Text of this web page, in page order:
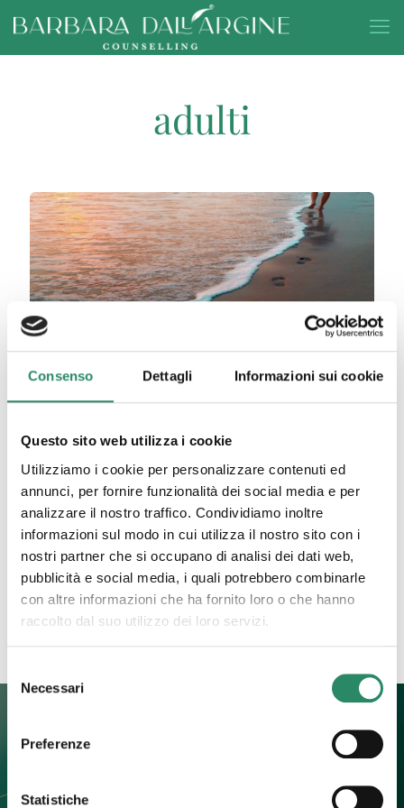
Consenso Dettagli Informazioni sui cookie
Questo sito web utilizza i cookie
Utilizziamo i cookie per personalizzare contenuti ed
annunci, per fornire funzionalità dei social media e per
analizzare il nostro traffico. Condividiamo inoltre
informazioni sul modo in cui utilizza il nostro sito con i
nostri partner che si occupano di analisi dei dati web,
pubblicità e social media, i quali potrebbero combinarle
con altre informazioni che ha fornito loro o che hanno
raccolto dal suo utilizzo dei loro servizi.
delNecessari
Preferenze
Statistiche
adulti
Un passo dopo l’altro
Si procede per passi, uno alla volta, uno dopo l’altro
stato, di ciò che ancora[…]
Leggi tutto